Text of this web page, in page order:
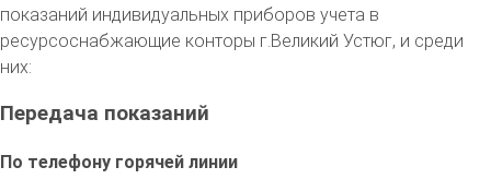
показаний индивидуальных приборов учета в
ресурсоснабжающие конторы г.Великий Устюг, и среди
них:
Передача показаний
По телефону горячей линии